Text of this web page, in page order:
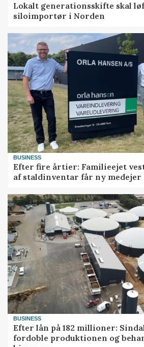
Lokalt generationsskifte skal
siloimportør i Norden
BUSINESS
Efter fire årtier: Familieejet
af staldinventar får ny medejer
BUSINESS
Efter lån på 182 millioner:
fordoble produktionen og